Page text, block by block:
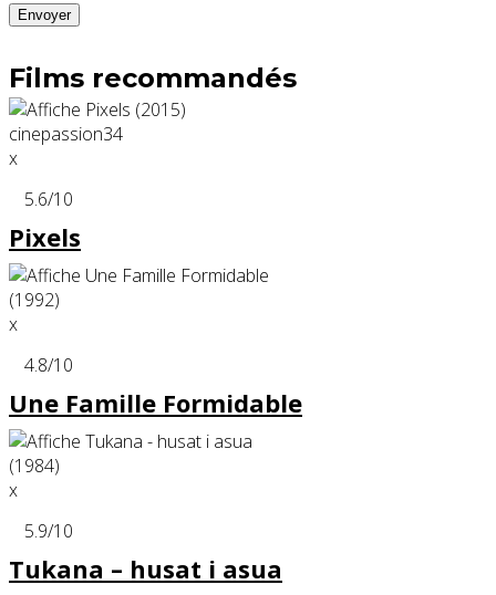
Films recommandés
x
5.6/10
Pixels
x
4.8/10
Une Famille Formidable
x
5.9/10
Tukana – husat i asua